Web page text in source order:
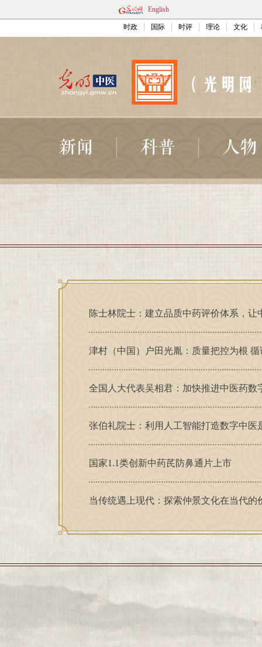
English
时政 国际 时评 理论 文化
新闻 科普 人物
陈士林院士：建立品质中药评价体系，让
津村（中国）户田光胤：质量把控为根
全国人大代表吴相君：加快推进中医药数
张伯礼院士：利用人工智能打造数字中医
国家1.1类创新中药芪防鼻通片上市
当传统遇上现代：探索仲景文化在当代的